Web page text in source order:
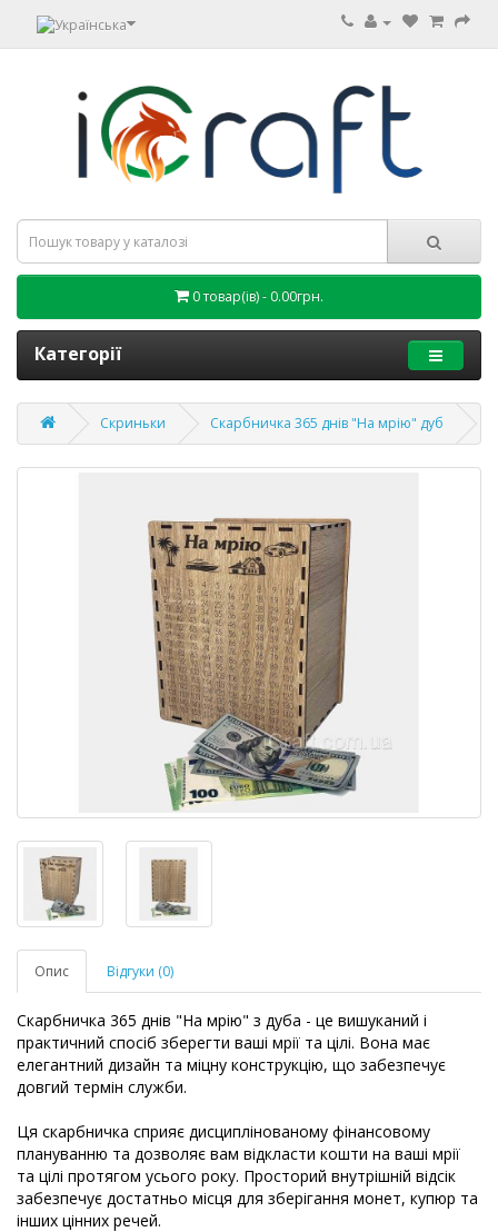
0 товар(ів) - 0.00грн.
Категорії
Скриньки Скарбничка 365 днів "На мрію" дуб
Опис Відгуки (0)
Скарбничка 365 днів "На мрію" з дуба - це вишуканий і
практичний спосіб зберегти ваші мрії та цілі. Вона має
елегантний дизайн та міцну конструкцію, що забезпечує
довгий термін служби.
Ця скарбничка сприяє дисциплінованому фінансовому
плануванню та дозволяє вам відкласти кошти на ваші мрії
та цілі протягом усього року. Просторий внутрішній відсік
забезпечує достатньо місця для зберігання монет, купюр та
інших цінних речей.